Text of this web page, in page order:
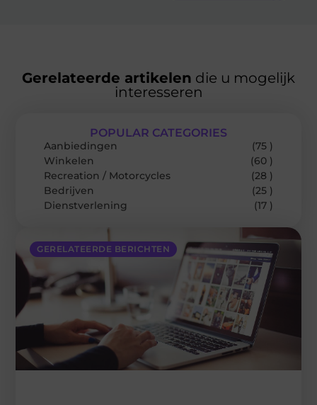
Gerelateerde artikelen die u mogelijk
interesseren
GERELATEERDE BERICHTEN
POPULAR CATEGORIES
Aanbiedingen
(75 )
Winkelen
(60 )
Recreation / Motorcycles
(28 )
Bedrijven
(25 )
Dienstverlening
(17 )